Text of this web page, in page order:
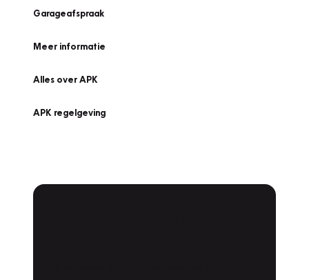
Garageafspraak
Meer informatie
Alles over APK
APK regelgeving